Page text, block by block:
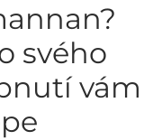
svého
vám